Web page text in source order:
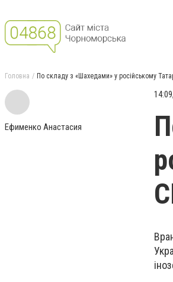
Головна По складу з «Шахедами» у російському
Ефименко Анастасия